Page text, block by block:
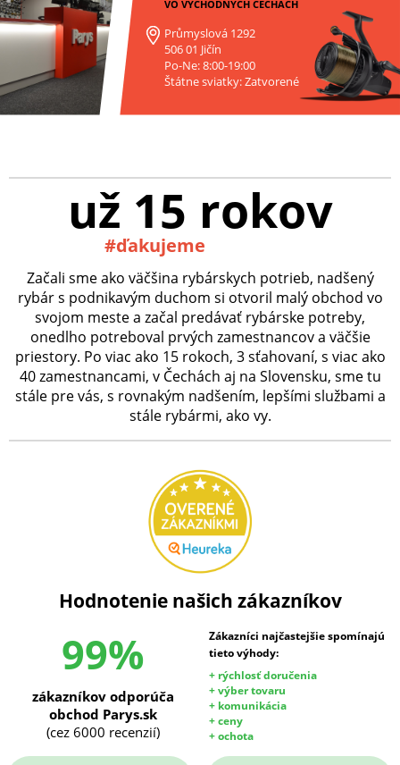
VO VÝCHODNÝCH ČECHÁCH
Průmyslová 1292
506 01 Jičín
Po-Ne: 8:00-19:00
Štátne sviatky: Zatvorené
už 15 rokov
#ďakujeme
Začali sme ako väčšina rybárskych potrieb, nadšený
rybár s podnikavým duchom si otvoril malý obchod vo
svojom meste a začal predávať rybárske potreby,
onedlho potreboval prvých zamestnancov a väčšie
priestory. Po viac ako 15 rokoch, 3 sťahovaní, s viac ako
40 zamestnancami, v Čechách aj na Slovensku, sme tu
stále pre vás, s rovnakým nadšením, lepšími službami a
stále rybármi, ako vy.
Hodnotenie našich zákazníkov
99%
Zákazníci najčastejšie spomínajú
tieto výhody:
+ rýchlosť doručenia
+ výber tovaru
+ komunikácia
+ ceny
+ ochota
zákazníkov odporúča
obchod Parys.sk
(cez 6000 recenzií)